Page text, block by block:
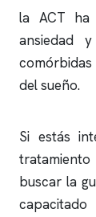
la ACT ha
ansiedad
comórbidas
del sueño.
Si estás
tratamiento
buscar la